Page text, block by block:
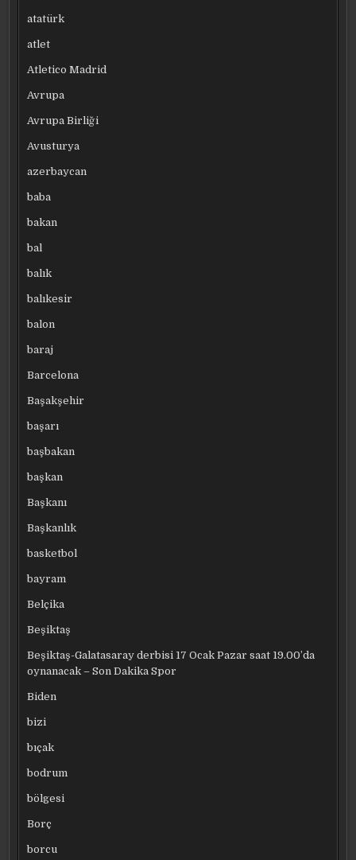
atatürk
atlet
Atletico Madrid
Avrupa
Avrupa Birliği
Avusturya
azerbaycan
baba
bakan
bal
balık
balıkesir
balon
baraj
Barcelona
Başakşehir
başarı
başbakan
başkan
Başkanı
Başkanlık
basketbol
bayram
Belçika
Beşiktaş
Beşiktaş-Galatasaray derbisi 17 Ocak Pazar saat 19.00’da
oynanacak – Son Dakika Spor
Biden
bizi
bıçak
bodrum
bölgesi
Borç
borcu